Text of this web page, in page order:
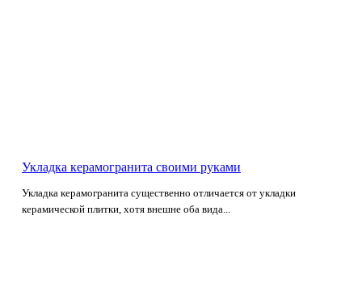
Укладка керамогранита своими руками
Укладка керамогранита существенно отличается от укладки
керамической плитки, хотя внешне оба вида...